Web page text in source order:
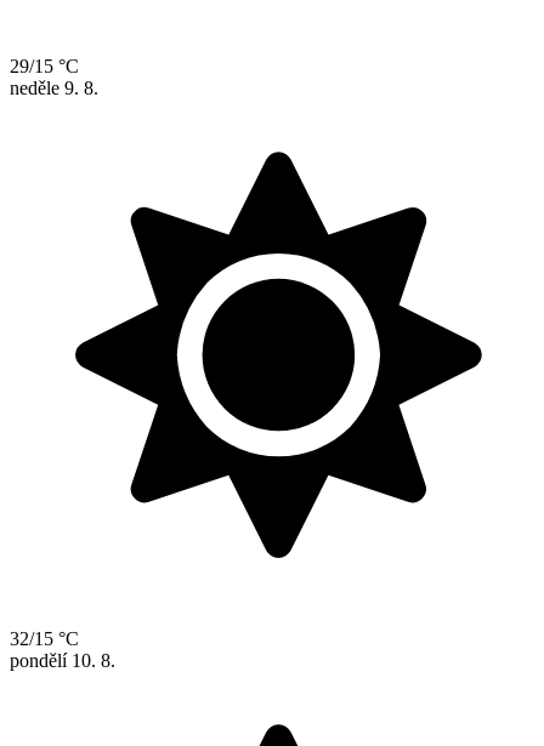
29/15 °C
neděle 9. 8.
32/15 °C
pondělí 10. 8.